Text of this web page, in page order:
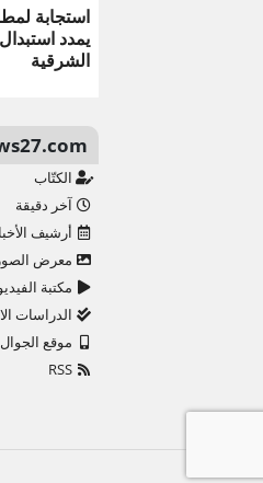
استجابة
يمدد
الشرقية
الكتّاب
آخر دقيقة
أرشيف
معرض الصور
مكتبة
الدراسات
موقع الجوال
RSS